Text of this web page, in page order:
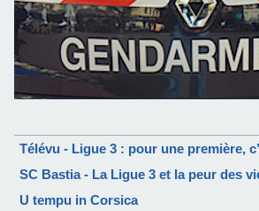
Télévu - Ligue 3 : pour une première,
SC Bastia - La Ligue 3 et la peur des
U tempu in Corsica